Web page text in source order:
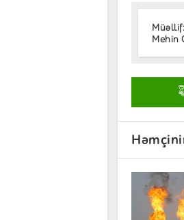
Müəllif:
Mehin